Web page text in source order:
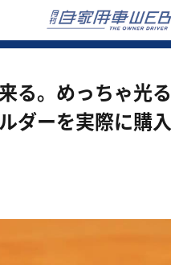
る。めっちゃ光
ダーを実際に購入